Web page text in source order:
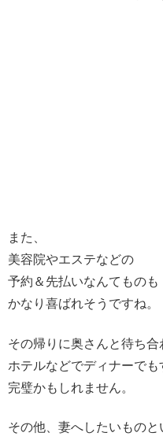
また、
美容院やエステなどの
予約＆先払いなんてものも
かなり喜ばれそうですね。
その帰りに奥さんと待ち合
ホテルなどでディナーでも
完璧かもしれません。
その他、妻へしたいものと